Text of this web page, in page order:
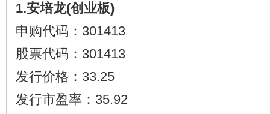
1.安培龙(创业板)
申购代码：301413
股票代码：301413
发行价格：33.25
发行市盈率：35.92